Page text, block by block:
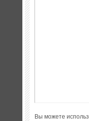
Вы можете